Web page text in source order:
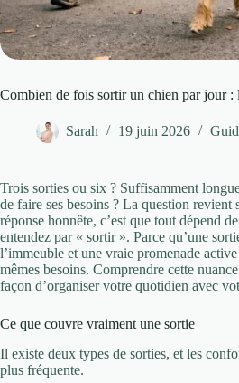
Combien de fois sortir un chien par jour :
Sarah 19 juin 2026
Trois sorties ou six ? Suffisamment
de faire ses besoins ? La question revient
réponse honnête, c’est que tout dépend
entendez par « sortir ». Parce qu’une
l’immeuble et une vraie promenade
mêmes besoins. Comprendre cette
façon d’organiser votre quotidien avec
Ce que couvre vraiment une sortie
Il existe deux types de sorties, et les
plus fréquente.